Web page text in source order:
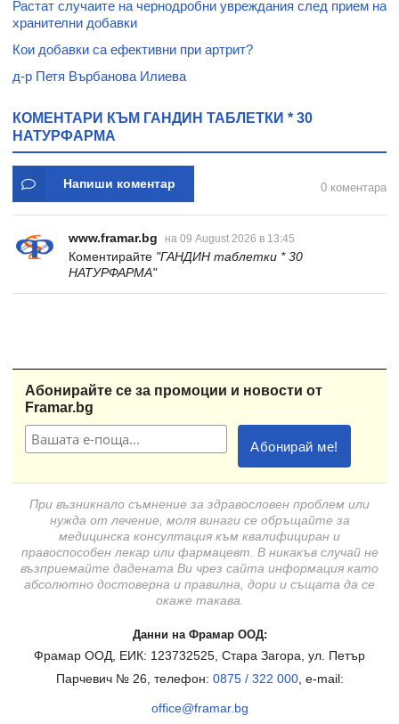
Растат случаите на чернодробни увреждания след прием на
хранителни добавки
Кои добавки са ефективни при артрит?
д-р Петя Върбанова Илиева
КОМЕНТАРИ КЪМ ГАНДИН ТАБЛЕТКИ * 30
НАТУРФАРМА
Напиши коментар 0 коментара
www.framar.bg на 09 August 2026 в 13:45
Коментирайте "ГАНДИН таблетки * 30
НАТУРФАРМА"
Абонирайте се за промоции и новости от
Framar.bg
При възникнало съмнение за здравословен проблем или
нужда от лечение, моля винаги се обръщайте за
медицинска консултация към квалифициран и
правоспособен лекар или фармацевт. В никакъв случай не
възприемайте дадената Ви чрез сайта информация като
абсолютно достоверна и правилна, дори и същата да се
окаже такава.
Данни на Фрамар ООД:
Фрамар ООД, ЕИК: 123732525, Стара Загора, ул. Петър
Парчевич № 26, телефон: 0875 / 322 000, e-mail:
office@framar.bg